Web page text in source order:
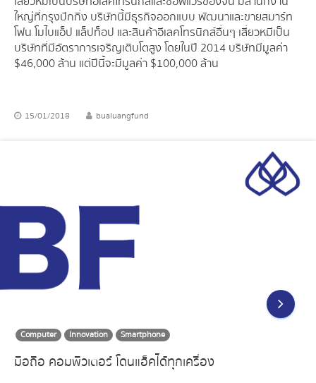
ใหญ่ที่กรุงปักกิ่ง บริษัทนี้มีธุรกิจออกแบบ พัฒนาและขายสมาร์ท
โฟน โมไบแอ็ป แล็ปท็อป และสินค้าอีเลคโทรนิกส์อื่นๆ เสี่ยวหมีเป็น
บริษัทที่มีอัตราการเจริญเติบโตสูง โดยในปี 2014 บริษัทมีมูลค่า
$46,000 ล้าน แต่ปีนี้จะมีมูลค่า $100,000 ล้าน
15/01/2018 bualuangfund
Computer Innovation Smartphone
มือถือ คอมพิวเตอร์ โดนแฮ็คได้ทุกเครื่อง